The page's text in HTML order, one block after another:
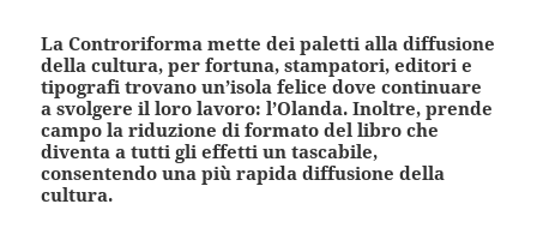
La Controriforma mette dei paletti alla diffusione
della cultura, per fortuna, stampatori, editori e
tipografi trovano un’isola felice dove continuare
a svolgere il loro lavoro: l’Olanda. Inoltre, prende
campo la riduzione di formato del libro che
diventa a tutti gli effetti un tascabile,
consentendo una più rapida diffusione della
cultura.